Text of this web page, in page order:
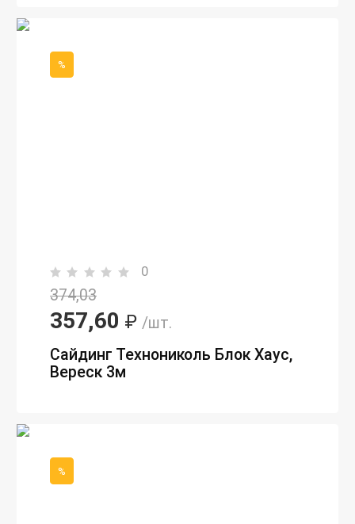
%
0
374,03
357,60 ₽ /шт.
Сайдинг Технониколь Блок Хаус,
Вереск 3м
%